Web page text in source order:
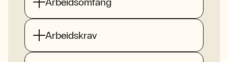
Arbeidskrav